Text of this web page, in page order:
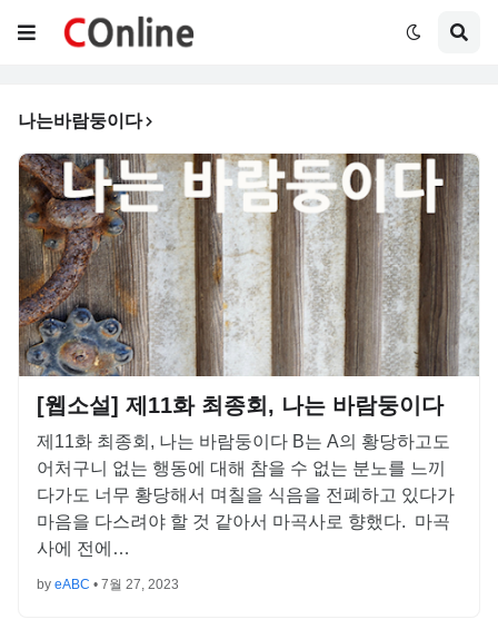
나는바람둥이다
[웹소설] 제11화 최종회, 나는 바람둥이다
제11화 최종회, 나는 바람둥이다 B는 A의 황당하고도
어처구니 없는 행동에 대해 참을 수 없는 분노를 느끼
다가도 너무 황당해서 며칠을 식음을 전폐하고 있다가
마음을 다스려야 할 것 같아서 마곡사로 향했다. 마곡
사에 전에…
by eABC • 7월 27, 2023